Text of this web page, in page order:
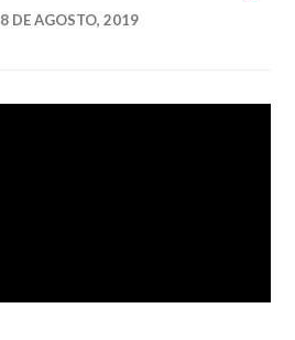
8 DE AGOSTO, 2019